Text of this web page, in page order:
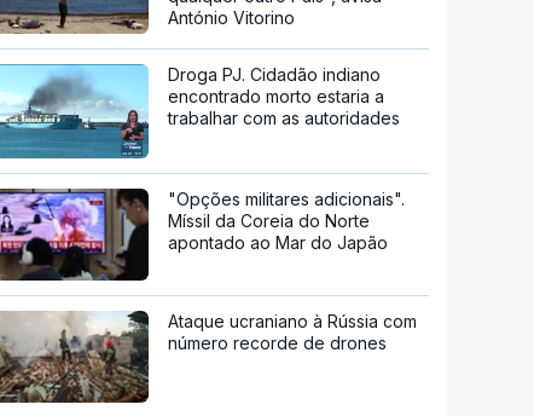
António Vitorino
Droga PJ. Cidadão indiano
encontrado morto estaria a
trabalhar com as autoridades
"Opções militares adicionais".
Míssil da Coreia do Norte
apontado ao Mar do Japão
Ataque ucraniano à Rússia com
número recorde de drones